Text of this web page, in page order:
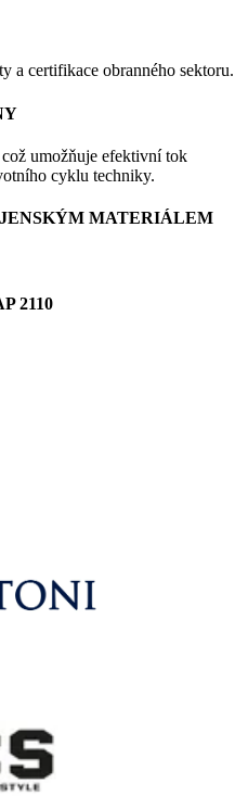
a certifikace obranného sektoru.
umožňuje efektivní tok
cyklu techniky.
MATERIÁLEM
2110